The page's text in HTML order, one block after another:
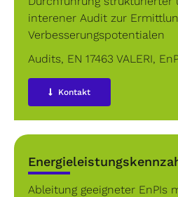
interener Audit zur
Verbesserungspotentialen
Audits, EN 17463 VALERI,
Kontakt
Ableitung geeigneter EnPIs